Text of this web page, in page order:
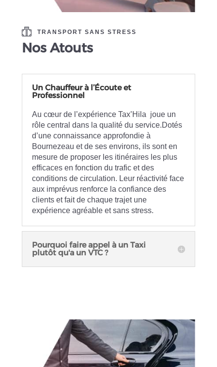
TRANSPORT SANS STRESS
Nos Atouts
Un Chauffeur à l’Écoute et
Professionnel
Au cœur de l’expérience Tax’Hila joue un
rôle central dans la qualité du service.Dotés
d’une connaissance approfondie à
Bournezeau et de ses environs, ils sont en
mesure de proposer les itinéraires les plus
efficaces en fonction du trafic et des
conditions de circulation. Leur réactivité face
aux imprévus renforce la confiance des
clients et fait de chaque trajet une
expérience agréable et sans stress.
Pourquoi faire appel à un Taxi
plutôt qu'a un VTC ?